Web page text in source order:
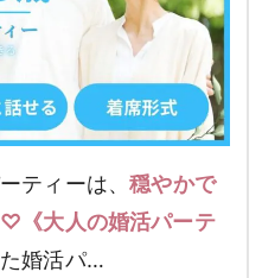
ティーは、穏やかで
《大人の婚活パーテ
婚活パ…